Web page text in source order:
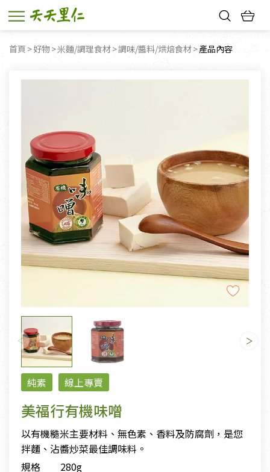
首頁 好物 米麵/調理食材 調味/醬料/烘焙食材 目前頁面：
產品內容
純素 線上專賣
美福行有機味噌
以有機糙米主要材料、無色素、香料及防腐劑，是您
拌麵、沾醬炒菜最佳調味料。
規格
280g